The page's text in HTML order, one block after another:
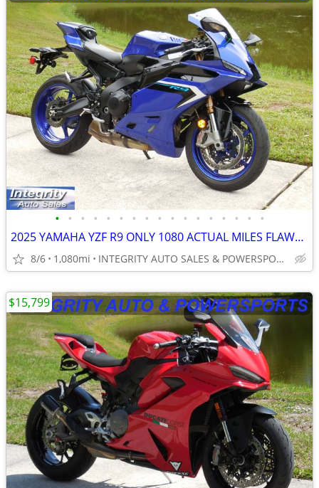
• • • • • • • • • • • • • • • • •
2025 YAMAHA YZF R9 ONLY 1080 ACTUAL MILES FLAWLESS BIKE NO BS FEES!!!!
8/6 1,080mi INTEGRITY AUTO SALES & POWERSPORTS
$15,799